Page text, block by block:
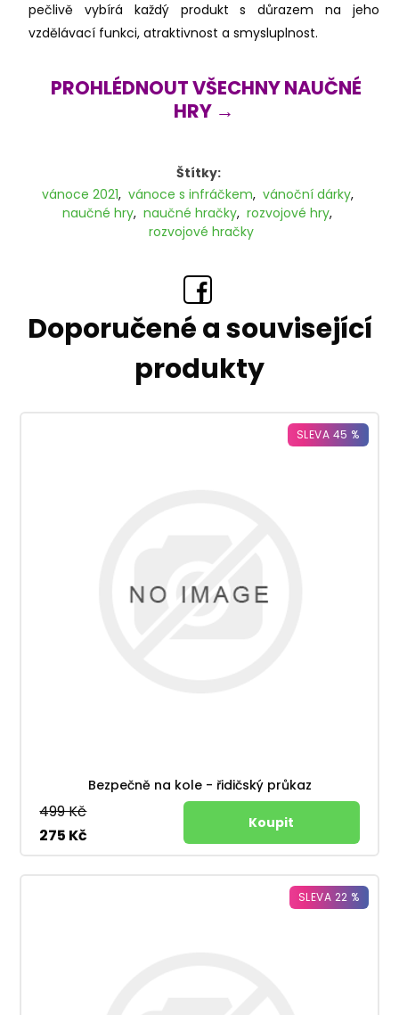
pečlivě vybírá každý produkt s důrazem na jeho
vzdělávací funkci, atraktivnost a smysluplnost.
PROHLÉDNOUT VŠECHNY NAUČNÉ
HRY →
Štítky:
vánoce 2021, vánoce s infráčkem, vánoční dárky,
naučné hry, naučné hračky, rozvojové hry,
rozvojové hračky
Doporučené a související
produkty
SLEVA 45 %
Bezpečně na kole - řidičský průkaz
499 Kč
275 Kč
SLEVA 22 %